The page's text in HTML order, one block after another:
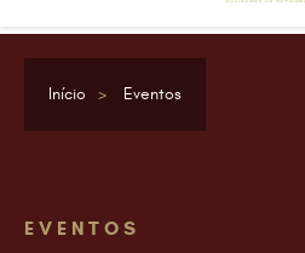
Início Eventos
EVENTOS